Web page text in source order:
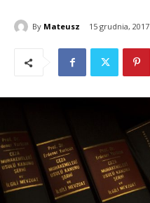
By Mateusz 15 grudnia, 2017